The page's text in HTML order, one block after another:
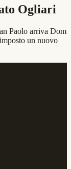
Ogliari
Paolo arriva Dom
un nuovo